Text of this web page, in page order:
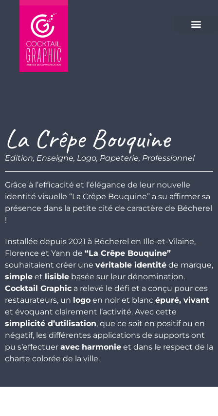
Veuillez
La Crêpe Bouquine
Edition, Enseigne, Logo, Papeterie, Professionnel
Grâce à l’efficacité et l’élégance de leur nouvelle
identité visuelle “La Crêpe Bouquine” a su affirmer sa
présence dans la petite cité de caractère de Bécherel
!
Installée depuis 2021 à Bécherel en Ille-et-Vilaine,
Florence et Yann de “La Crêpe Bouquine”
souhaitaient créer une véritable identité de marque,
simple et lisible basée sur leur dénomination.
Cocktail Graphic a relevé le défi et a conçu pour ces
restaurateurs, un logo en noir et blanc épuré, vivant
et évoquant clairement l’activité. Avec cette
simplicité d’utilisation, que ce soit en positif ou en
négatif, les différentes applications de supports ont
pu s’effectuer avec harmonie et dans le respect de la
charte colorée de la ville.